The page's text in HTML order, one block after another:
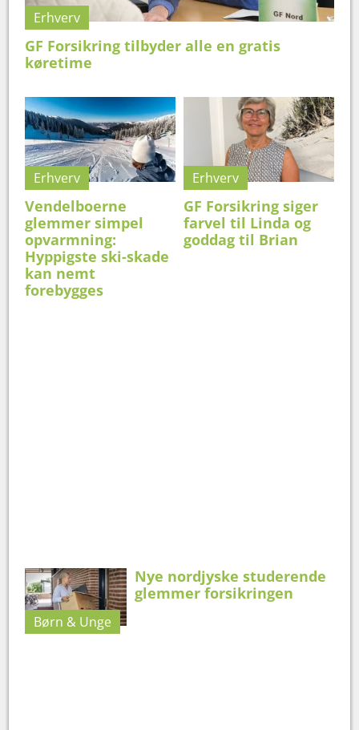
Erhverv
GF Forsikring tilbyder alle en gratis
køretime
Erhverv
Vendelboerne
glemmer simpel
opvarmning:
Hyppigste ski-skade
kan nemt
forebygges
Erhverv
GF Forsikring siger
farvel til Linda og
goddag til Brian
Børn & Unge
Nye nordjyske studerende
glemmer forsikringen